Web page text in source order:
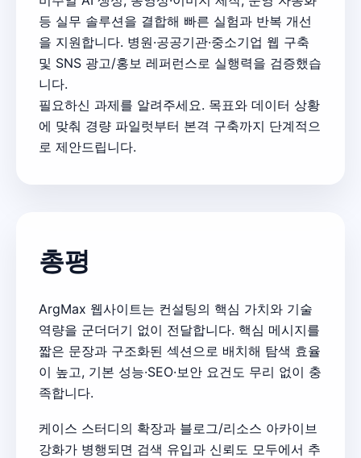
등 실무 솔루션을 결합해 빠른 실험과 반복 개선
을 지원합니다. 병원·공공기관·중소기업 웹 구축
및 SNS 광고/홍보 레퍼런스로 실행력을 검증했습
니다.
필요하신 과제를 알려주세요. 목표와 데이터 상황
에 맞춰 경량 파일럿부터 본격 구축까지 단계적으
로 제안드립니다.
총평
ArgMax 웹사이트는 컨설팅의 핵심 가치와 기술
역량을 군더더기 없이 전달합니다. 핵심 메시지를
짧은 문장과 구조화된 섹션으로 배치해 탐색 효율
이 높고, 기본 성능·SEO·보안 요건도 무리 없이 충
족합니다.
케이스 스터디의 확장과 블로그/리소스 아카이브
강화가 병행되면 검색 유입과 신뢰도 모두에서 추